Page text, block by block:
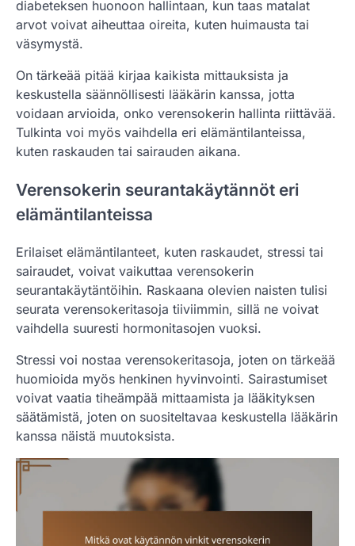
diabeteksen huonoon hallintaan, kun taas matalat
arvot voivat aiheuttaa oireita, kuten huimausta tai
väsymystä.
On tärkeää pitää kirjaa kaikista mittauksista ja
keskustella säännöllisesti lääkärin kanssa, jotta
voidaan arvioida, onko verensokerin hallinta riittävää.
Tulkinta voi myös vaihdella eri elämäntilanteissa,
kuten raskauden tai sairauden aikana.
Verensokerin seurantakäytännöt eri
elämäntilanteissa
Erilaiset elämäntilanteet, kuten raskaudet, stressi tai
sairaudet, voivat vaikuttaa verensokerin
seurantakäytäntöihin. Raskaana olevien naisten tulisi
seurata verensokeritasoja tiiviimmin, sillä ne voivat
vaihdella suuresti hormonitasojen vuoksi.
Stressi voi nostaa verensokeritasoja, joten on tärkeää
huomioida myös henkinen hyvinvointi. Sairastumiset
voivat vaatia tiheämpää mittaamista ja lääkityksen
säätämistä, joten on suositeltavaa keskustella lääkärin
kanssa näistä muutoksista.